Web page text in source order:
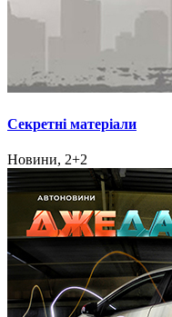
Секретні матеріали
Новини, 2+2